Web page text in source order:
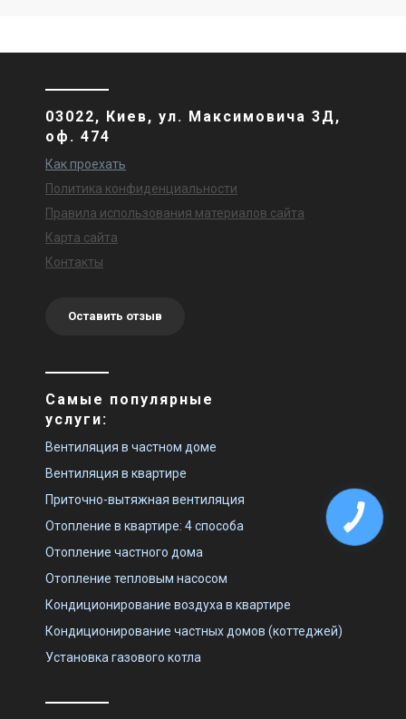
03022, Киев, ул. Максимовича 3Д,
оф. 474
Как проехать
Политика конфиденциальности
Правила использования материалов сайта
Карта сайта
Контакты
Оставить отзыв
Самые популярные
услуги:
Вентиляция в частном доме
Вентиляция в квартире
Приточно-вытяжная вентиляция
Отопление в квартире: 4 способа
Отопление частного дома
Отопление тепловым насосом
Кондиционирование воздуха в квартире
Кондиционирование частных домов (коттеджей)
Установка газового котла